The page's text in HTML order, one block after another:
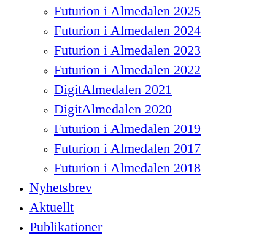
Futurion i Almedalen 2025
Futurion i Almedalen 2024
Futurion i Almedalen 2023
Futurion i Almedalen 2022
DigitAlmedalen 2021
DigitAlmedalen 2020
Futurion i Almedalen 2019
Futurion i Almedalen 2017
Futurion i Almedalen 2018
Nyhetsbrev
Aktuellt
Publikationer